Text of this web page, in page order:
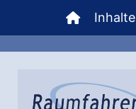
Inhalt
springen
Inhalte